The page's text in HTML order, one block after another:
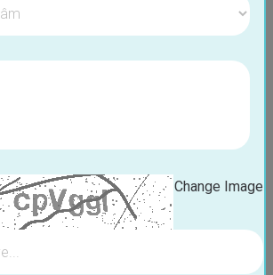
HYUN - Viện trưởng Nha Khoa Blossom
học New York Hoa Kì.
Change Image